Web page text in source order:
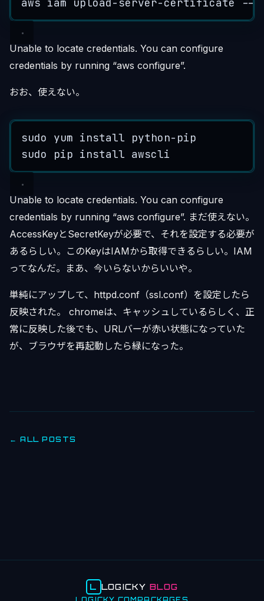
Unable to locate credentials. You can configure
credentials by running “aws configure”.
おお、使えない。
sudo yum install python- pip
sudo
pip install awscli
Unable to locate credentials. You can configure
credentials by running “aws configure”. まだ使えない。
AccessKeyとSecretKeyが必要で、それを設定する必要が
あるらしい。このKeyはIAMから取得できるらしい。IAM
ってなんだ。まあ、今いらないからいいや。
単純にアップして、httpd.conf（ssl.conf）を設定したら
反映された。 chromeは、キャッシュしているらしく、正
常に反映した後でも、URLバーが赤い状態になっていた
が、ブラウザを再起動したら緑になった。
← ALL POSTS
L LOGICKYBLOG